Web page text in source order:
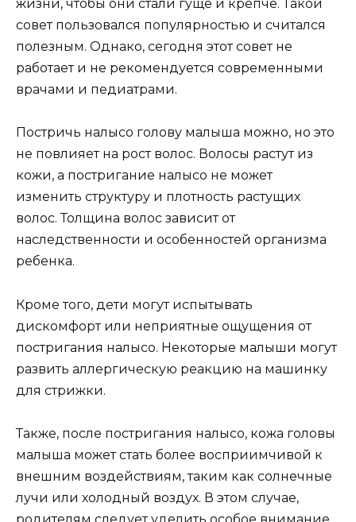
жизни, чтобы они стали гуще и крепче. Такой
совет пользовался популярностью и считался
полезным. Однако, сегодня этот совет не
работает и не рекомендуется современными
врачами и педиатрами.
Постричь налысо голову малыша можно, но это
не повлияет на рост волос. Волосы растут из
кожи, а постригание налысо не может
изменить структуру и плотность растущих
волос. Толщина волос зависит от
наследственности и особенностей организма
ребенка.
Кроме того, дети могут испытывать
дискомфорт или неприятные ощущения от
постригания налысо. Некоторые малыши могут
развить аллергическую реакцию на машинку
для стрижки.
Также, после постригания налысо, кожа головы
малыша может стать более восприимчивой к
внешним воздействиям, таким как солнечные
лучи или холодный воздух. В этом случае,